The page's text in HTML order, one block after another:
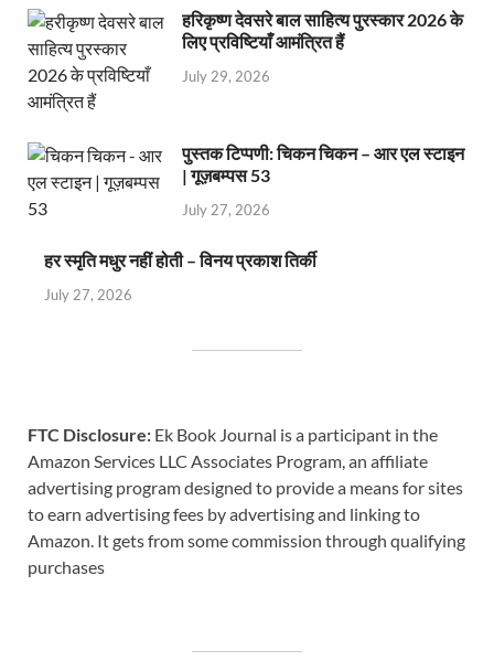
हरिकृष्ण देवसरे बाल साहित्य पुरस्कार 2026 के
लिए प्रविष्टियाँ आमंत्रित हैं
July 29, 2026
पुस्तक टिप्पणी: चिकन चिकन – आर एल स्टाइन
| गूज़बम्पस 53
July 27, 2026
हर स्मृति मधुर नहीं होती – विनय प्रकाश तिर्की
July 27, 2026
FTC Disclosure: Ek Book Journal is a participant in the
Amazon Services LLC Associates Program, an affiliate
advertising program designed to provide a means for sites
to earn advertising fees by advertising and linking to
Amazon. It gets from some commission through qualifying
purchases